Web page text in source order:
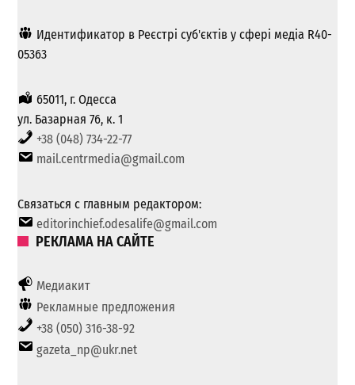
Идентификатор в Реєстрі суб'єктів у сфері медіа R40-
05363
65011, г. Одесса
ул. Базарная 76, к. 1
+38 (048) 734-22-77
mail.centrmedia@gmail.com
Связаться с главным редактором:
editorinchief.odesalife@gmail.com
РЕКЛАМА НА САЙТЕ
Медиакит
Рекламные предложения
+38 (050) 316-38-92
gazeta_np@ukr.net